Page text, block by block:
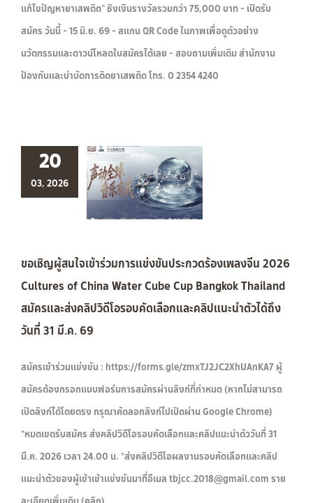
แก้ไขปัญหายาเสพติด" ชิงเงินรางวัลรวมกว่า 75,000 บาท - เปิดรับ
สมัคร วันนี้ - 15 มิ.ย. 69 - สแกน QR Code ในภาพเพื่อดูตัวอย่าง
นวัตกรรมและดาวน์โหลดใบสมัครได้เลย - สอบถามเพิ่มเติม สำนักงาน
ป้องกันและบำบัดการติดยาเสพติด โทร. 0 2354 4240
20
03, 2026
ขอเชิญผู้สนใจเข้าร่วมการแข่งขันประกวดร้องเพลงจีน 2026
Cultures of China Water Cube Cup Bangkok Thailand
สมัครและส่งคลิปวิดีโอรอบคัดเลือกและคลิปแนะนำตัวได้ถึง
วันที่ 31 มี.ค. 69
สมัครเข้าร่วมแข่งขัน : https://forms.gle/zmxTJ2JC2XhUAnKA7 ผู้
สมัครต้องกรอกแบบฟอร์มการสมัครผ่านลิงก์ที่กำหนด (หากไม่สามารถ
เปิดลิงก์ได้โดยตรง กรุณาคัดลอกลิงก์ไปเปิดผ่าน Google Chrome)
*หมดเขตรับสมัคร ส่งคลิปวิดีโอรอบคัดเลือกและคลิปแนะนำตัววันที่ 31
มี.ค. 2026 เวลา 24.00 น. *ส่งคลิปวิดีโอผลงานรอบคัดเลือกและคลิป
แนะนำตัวของผู้เข้าเข้าแข่งขันมาที่อีเมล tbjcc.2018@gmail.com ราย